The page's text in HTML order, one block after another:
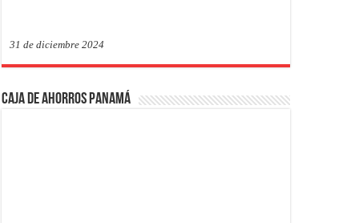
31 de diciembre 2024
Caja de Ahorros Panamá